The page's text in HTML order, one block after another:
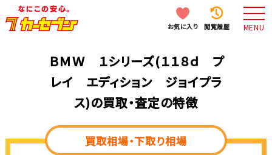
お気に入り 閲覧履歴 MENU
ＢＭＷ １シリーズ(１１８ｄ プ
レイ エディション ジョイプラ
ス)の買取・査定の特徴
買取相場・下取り相場